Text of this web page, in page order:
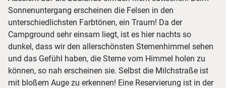
Sonnenuntergang erscheinen die Felsen in den
unterschiedlichsten Farbtönen, ein Traum! Da der
Campground sehr einsam liegt, ist es hier nachts so
dunkel, dass wir den allerschönsten Sternenhimmel sehen
und das Gefühl haben, die Sterne vom Himmel holen zu
können, so nah erscheinen sie. Selbst die Milchstraße ist
mit bloßem Auge zu erkennen! Eine Reservierung ist in der